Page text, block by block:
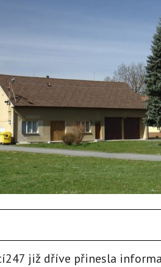
již dříve přinesla